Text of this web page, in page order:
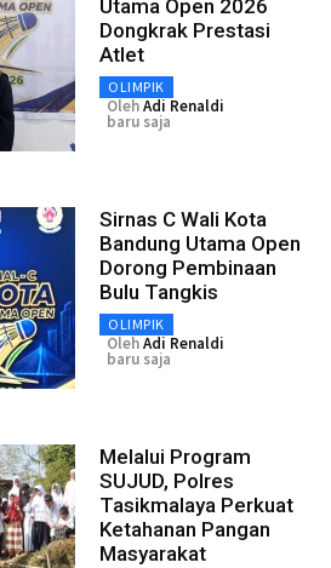
Utama Open 2026
Dongkrak Prestasi
Atlet
OLIMPIK
OlehAdi Renaldi
baru saja
Sirnas C Wali Kota
Bandung Utama Open
Dorong Pembinaan
Bulu Tangkis
OLIMPIK
OlehAdi Renaldi
baru saja
Melalui Program
SUJUD, Polres
Tasikmalaya Perkuat
Ketahanan Pangan
Masyarakat